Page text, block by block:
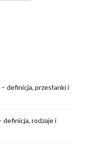
definicja, przesłanki i
definicja, rodzaje i